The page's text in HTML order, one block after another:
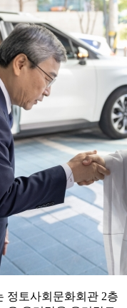
정토사회문화회관 2층